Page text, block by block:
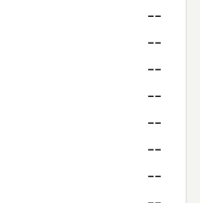
--
--
--
--
--
--
--